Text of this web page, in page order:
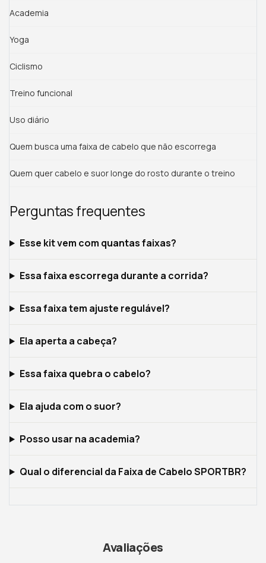
Academia
Yoga
Ciclismo
Treino funcional
Uso diário
Quem busca uma faixa de cabelo que não escorrega
Quem quer cabelo e suor longe do rosto durante o treino
Perguntas frequentes
Esse kit vem com quantas faixas?
Essa faixa escorrega durante a corrida?
Essa faixa tem ajuste regulável?
Ela aperta a cabeça?
Essa faixa quebra o cabelo?
Ela ajuda com o suor?
Posso usar na academia?
Qual o diferencial da Faixa de Cabelo SPORTBR?
Avaliações